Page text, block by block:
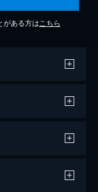
がある方は こちら